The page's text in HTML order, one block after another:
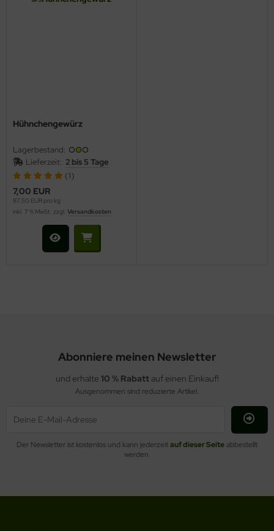
Hühnchengewürz
Lagerbestand:
Lieferzeit: 2 bis 5 Tage
(1)
7,00 EUR
87,50 EUR pro kg
inkl. 7 % MwSt. zzgl. Versandkosten
Abonniere meinen Newsletter
und erhalte 10 % Rabattauf einen Einkauf!
Ausgenommen sind reduzierte Artikel.
Der Newsletter ist kostenlos und kann jederzeitauf dieser Seiteabbestellt
werden.